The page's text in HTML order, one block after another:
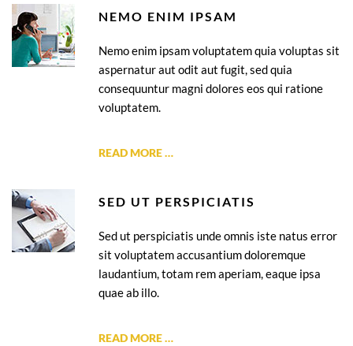
NEMO ENIM IPSAM
Nemo enim ipsam voluptatem quia voluptas sit
aspernatur aut odit aut fugit, sed quia
consequuntur magni dolores eos qui ratione
voluptatem.
READ MORE …
SED UT PERSPICIATIS
Sed ut perspiciatis unde omnis iste natus error
sit voluptatem accusantium doloremque
laudantium, totam rem aperiam, eaque ipsa
quae ab illo.
READ MORE …